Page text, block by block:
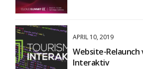
APRIL 10, 2019
Website-Relaunch
Interaktiv